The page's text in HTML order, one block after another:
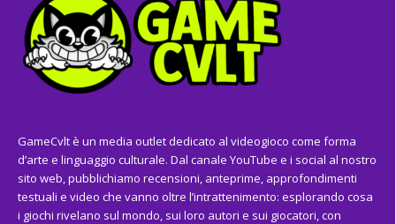
GameCvlt è un media outlet dedicato al videogioco come forma
d’arte e linguaggio culturale. Dal canale YouTube e i social al nostro
sito web, pubblichiamo recensioni, anteprime, approfondimenti
testuali e video che vanno oltre l’intrattenimento: esplorando cosa
i giochi rivelano sul mondo, sui loro autori e sui giocatori, con